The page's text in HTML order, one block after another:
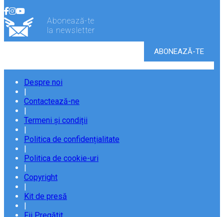
Abonează-te
la newsletter
Despre noi
|
Contactează-ne
|
Termeni și condiții
|
Politica de confidențialitate
|
Politica de cookie-uri
|
Copyright
|
Kit de presă
|
Fii Pregătit